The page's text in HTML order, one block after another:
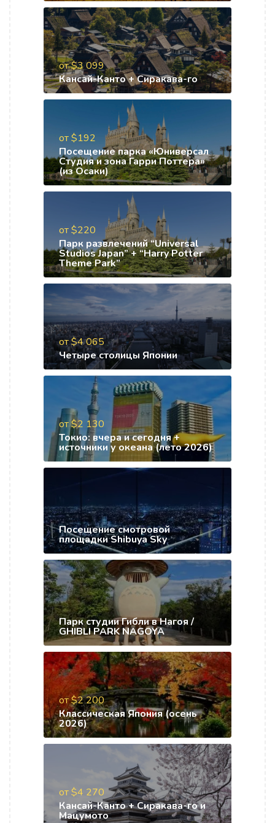
от $3 099
Кансай-Канто + Сиракава-го
от $192
Посещение парка «Юниверсал
Студия и зона Гарри Поттера»
(из Осаки)
от $220
Парк развлечений “Universal
Studios Japan” + “Harry Potter
Theme Park”
от $4 065
Четыре столицы Японии
от $2 130
Токио: вчера и сегодня +
источники у океана (лето 2026)
Посещение смотровой
площадки Shibuya Sky
Парк студии Гибли в Нагоя /
GHIBLI PARK NAGOYA
от $2 200
Классическая Япония (осень
2026)
от $4 270
Кансай-Канто + Сиракава-го и
Мацумото